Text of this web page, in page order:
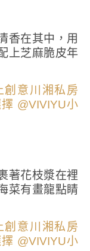
香在其中，用
上芝麻脆皮年
著花枝漿在裡
菜有畫龍點睛